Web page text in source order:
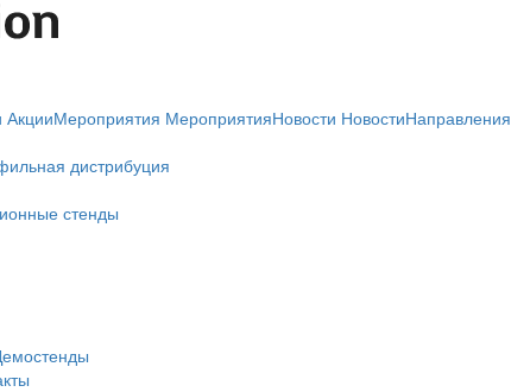
АкцииМероприятия МероприятияНовости НовостиНаправления
дистрибуция
стенды